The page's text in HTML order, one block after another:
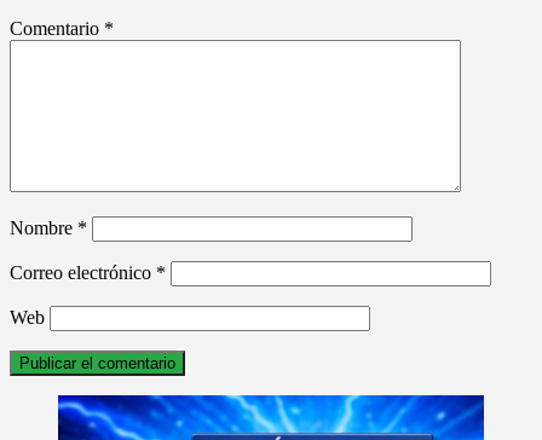
Comentario *
Nombre *
Correo electrónico *
Web